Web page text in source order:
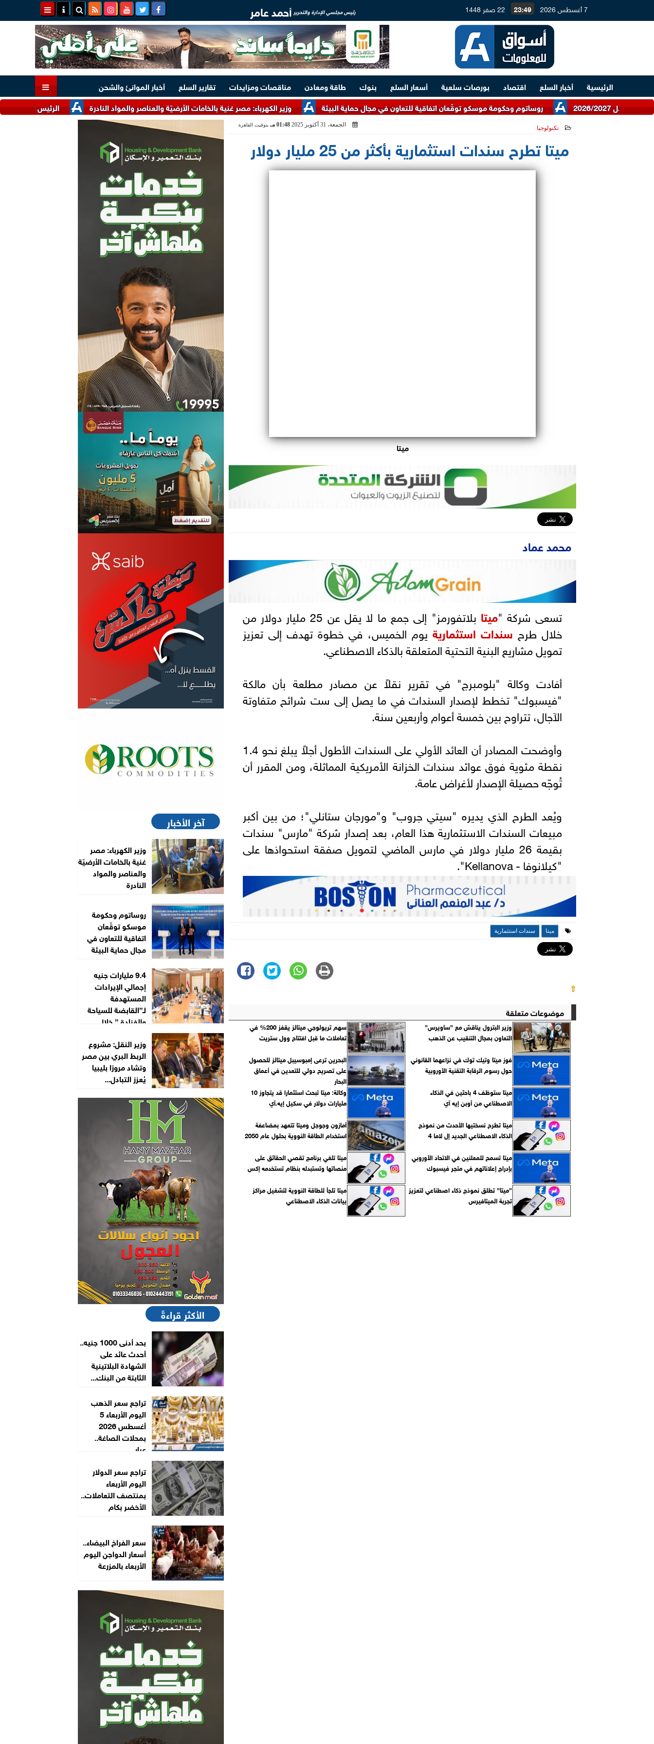
7 أغسطس 2026 23:49 22 صفر 1448 رئيس مجلسي الإدارة والتحرير أحمد عامر
الرئيسية أخبار السلع اقتصاد بورصات سلعية أسعار السلع بنوك طاقة ومعادن مناقصات ومزايدات تقارير السلع
أخبار الموانئ والشحن
الرئيس السيسي وملك البحرين
وزير الكهرباء: مصر غنية بالخامات الأرضيّة والعناصر والمواد النادرة روساتوم وحكومة موسكو توقّعان اتفاقية للتعاون في مجال حماية البيئة
تكنولوجيا الجمعة، 31 أكتوبر 2025 01:48 مـ بتوقيت القاهرة
ميتا تطرح سندات استثمارية بأكثر من 25 مليار دولار
ميتا
محمد عماد
تسعى شركة "ميتا
بلاتفورمز" إلى جمع ما لا يقل عن 25 مليار دولار من
خلال طرح سندات استثمارية يوم الخميس، في خطوة تهدف إلى تعزيز
تمويل مشاريع البنية التحتية المتعلقة بالذكاء الاصطناعي.
أفادت وكالة "بلومبرج" في تقرير نقلاً عن مصادر مطلعة بأن مالكة
"فيسبوك" تخطط لإصدار السندات في ما يصل إلى ست شرائح متفاوتة
الآجال، تتراوح بين خمسة أعوام وأربعين سنة.
وأوضحت المصادر أن العائد الأولي على السندات الأطول أجلاً يبلغ نحو 1.4
نقطة مئوية فوق عوائد سندات الخزانة الأمريكية المماثلة، ومن المقرر أن
تُوجّه حصيلة الإصدار لأغراض عامة.
ويُعد الطرح الذي يديره "سيتي جروب" و"مورجان ستانلي"؛ من بين أكبر
مبيعات السندات الاستثمارية هذا العام، بعد إصدار شركة "مارس" سندات
بقيمة 26 مليار دولار في مارس الماضي لتمويل صفقة استحواذها على
"كيلانوفا - Kellanova".
ميتا سندات استثمارية
⇧
موضوعات متعلقة
وزير البترول يناقش مع ”ساويرس”
التعاون بمجال التنقيب عن الذهب
سهم تريولوجي ميتالز يقفز 200% في
تعاملات ما قبل افتتاح وول ستريت
فوز ميتا وتيك توك في نزاعهما القانوني
حول رسوم الرقابة التقنية الأوروبية
البحرين ترعى إمبوسيبل ميتالز للحصول
على تصريح دولي للتعدين في أعماق
البحار
ميتا ستوظف 4 باحثين في الذكاء
الاصطناعي من أوبن إيه آي
وكالة: ميتا تبحث استثمارا قد يتجاوز 10
مليارات دولار في سكيل إيه.آي
ميتا تطرح نسختيها الأحدث من نموذج
الذكاء الاصطناعي الجديد إل لاما 4
أمازون وجوجل وميتا تتعهد بمضاعفة
استخدام الطاقة النووية بحلول عام 2050
ميتا تسمح للمعلنين في الاتحاد الأوروبي
بإدراج إعلاناتهم في متجر فيسبوك
ميتا تلغي برنامج تقصي الحقائق على
منصاتها وتستبدله بنظام تستخدمه إكس
”ميتا” تطلق نموذج ذكاء اصطناعي لتعزيز
تجربة الميتافيرس
ميتا تلجأ للطاقة النووية لتشغيل مراكز
بيانات الذكاء الاصطناعي
آخر الأخبار
وزير الكهرباء: مصر
غنية بالخامات الأرضيّة
والعناصر والمواد
النادرة
روساتوم وحكومة
موسكو توقّعان
اتفاقية للتعاون في
مجال حماية البيئة
9.4 مليارات جنيه
إجمالي الإيرادات
المستهدفة
لـ”القابضة للسياحة
والفنادق” خلال
وزير النقل: مشروع
الربط البري بين مصر
وتشاد مرورًا بليبيا
يُعزز التبادل...
الأكثر قراءةً
بحد أدنى 1000 جنيه..
أحدث عائد على
الشهادة البلاتينية
الثابتة من البنك...
تراجع سعر الذهب
اليوم الأربعاء 5
أغسطس 2026
بمحلات الصاغة..
عيار...
تراجع سعر الدولار
اليوم الأربعاء
بمنتصف التعاملات..
الأخضر بكام
سعر الفراخ البيضاء..
أسعار الدواجن اليوم
الأربعاء بالمزرعة